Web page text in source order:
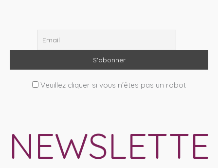
Veuillez cliquer si vous n'êtes pas un robot
NEWSLETTE